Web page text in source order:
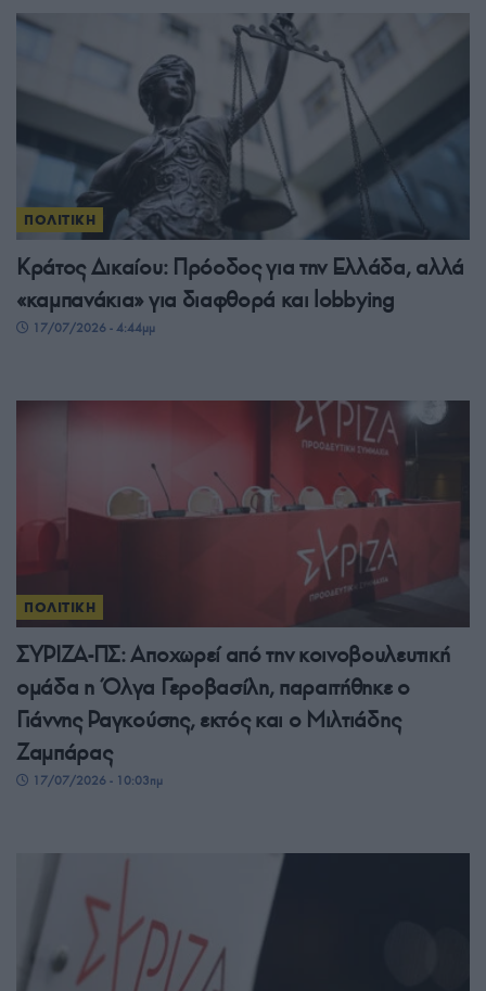
ΠΟΛΙΤΙΚΗ
Κράτος Δικαίου: Πρόοδος για την Ελλάδα, αλλά
«καμπανάκια» για διαφθορά και lobbying
17/07/2026 - 4:44μμ
ΠΟΛΙΤΙΚΗ
ΣΥΡΙΖΑ-ΠΣ: Αποχωρεί από την κοινοβουλευτική
ομάδα η Όλγα Γεροβασίλη, παραιτήθηκε ο
Γιάννης Ραγκούσης, εκτός και ο Μιλτιάδης
Ζαμπάρας
17/07/2026 - 10:03πμ